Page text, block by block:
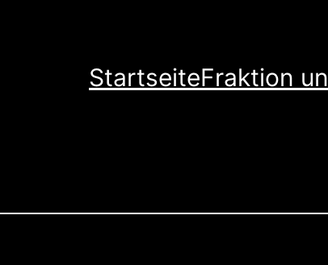
StartseiteFraktion